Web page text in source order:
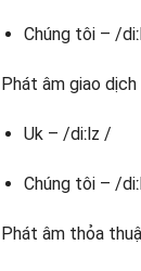
Chúng tôi – /
Phát âm giao
Uk – /diːlz /
Chúng tôi – /
Phát âm thỏa